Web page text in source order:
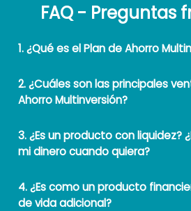
FAQ - Preguntas
1. ¿Qué es el Plan de Ahorro
2. ¿Cuáles son las principales
Ahorro Multinversión?
3. ¿Es un producto con liquidez?
mi dinero cuando quiera?
4. ¿Es como un producto
de vida adicional?